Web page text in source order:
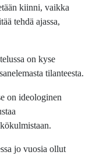
kiinni, vaikka
tehdä ajassa,
on kyse
tilanteesta.
on ideologinen
jo vuosia ollut